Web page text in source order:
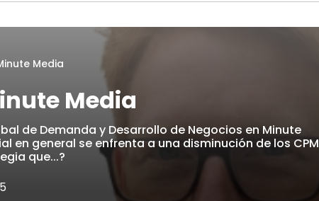
Media
Media
de Demanda y Desarrollo de Negocios en Minute
en general se enfrenta a una disminución de los CPM
que...?